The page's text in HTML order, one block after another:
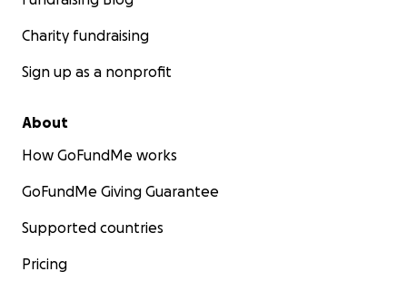
Charity fundraising
Sign up as a nonprofit
About
How GoFundMe works
GoFundMe Giving Guarantee
Supported countries
Pricing